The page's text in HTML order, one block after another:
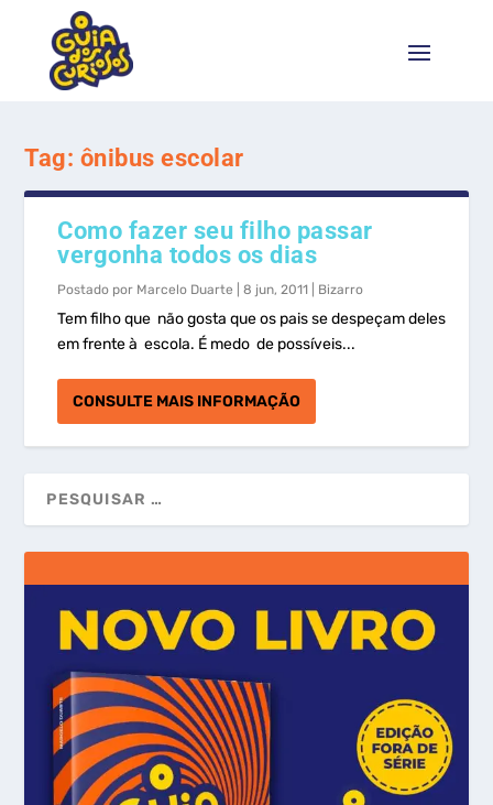
Tag: ônibus escolar
Como fazer seu filho passar
vergonha todos os dias
Postado por Marcelo Duarte |8 jun, 2011 Bizarro
Tem filho que não gosta que os pais se despeçam deles
em frente à escola. É medo de possíveis...
CONSULTE MAIS INFORMAÇÃO